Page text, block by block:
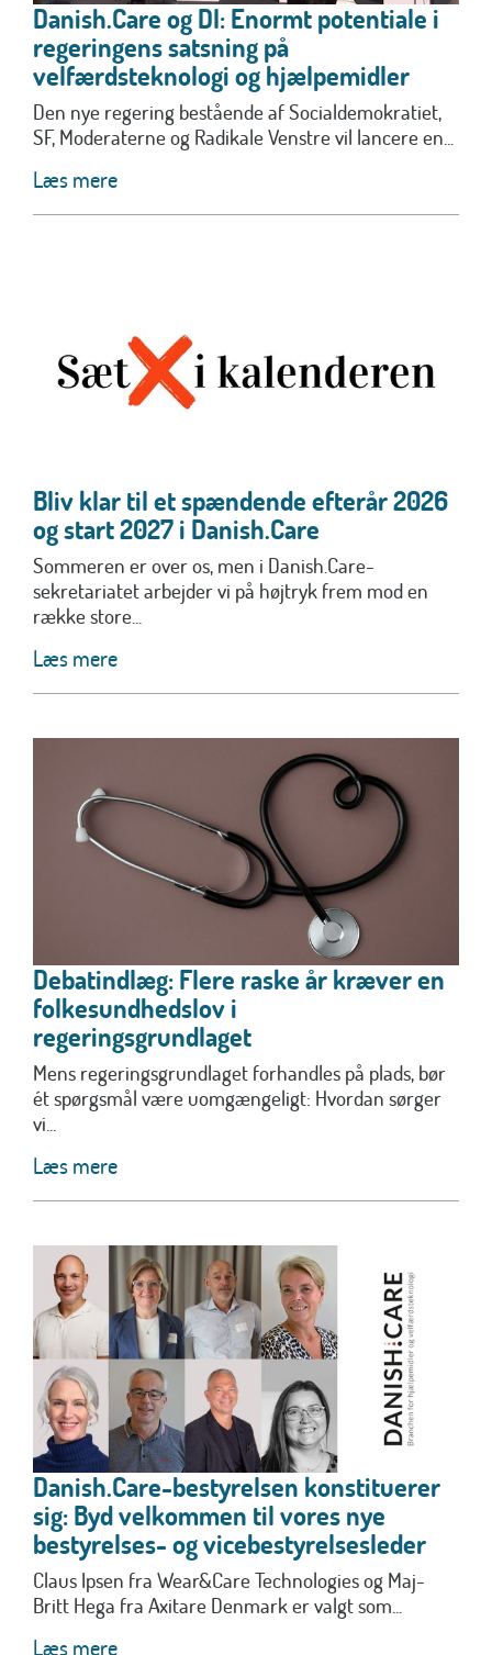
Danish.Care og DI: Enormt potentiale i
regeringens satsning på
velfærdsteknologi og hjælpemidler
Den nye regering bestående af Socialdemokratiet,
SF, Moderaterne og Radikale Venstre vil lancere en...
Læs mere
Bliv klar til et spændende efterår 2026
og start 2027 i Danish.Care
Sommeren er over os, men i Danish.Care-
sekretariatet arbejder vi på højtryk frem mod en
række store...
Læs mere
Debatindlæg: Flere raske år kræver en
folkesundhedslov i
regeringsgrundlaget
Mens regeringsgrundlaget forhandles på plads, bør
ét spørgsmål være uomgængeligt: Hvordan sørger
vi...
Læs mere
Danish.Care-bestyrelsen konstituerer
sig: Byd velkommen til vores nye
bestyrelses- og vicebestyrelsesleder
Claus Ipsen fra Wear&Care Technologies og Maj-
Britt Hega fra Axitare Denmark er valgt som...
Læs mere